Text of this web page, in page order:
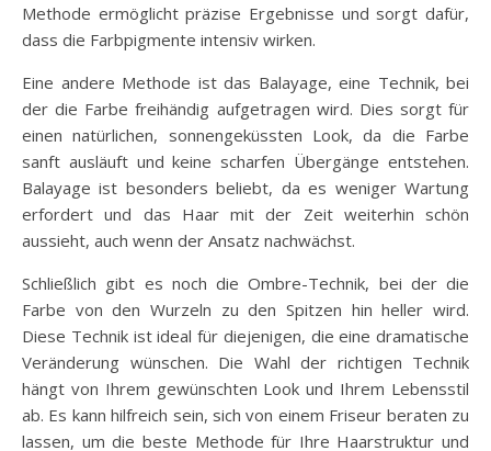
Methode ermöglicht präzise Ergebnisse und sorgt dafür,
dass die Farbpigmente intensiv wirken.
Eine andere Methode ist das Balayage, eine Technik, bei
der die Farbe freihändig aufgetragen wird. Dies sorgt für
einen natürlichen, sonnengeküssten Look, da die Farbe
sanft ausläuft und keine scharfen Übergänge entstehen.
Balayage ist besonders beliebt, da es weniger Wartung
erfordert und das Haar mit der Zeit weiterhin schön
aussieht, auch wenn der Ansatz nachwächst.
Schließlich gibt es noch die Ombre-Technik, bei der die
Farbe von den Wurzeln zu den Spitzen hin heller wird.
Diese Technik ist ideal für diejenigen, die eine dramatische
Veränderung wünschen. Die Wahl der richtigen Technik
hängt von Ihrem gewünschten Look und Ihrem Lebensstil
ab. Es kann hilfreich sein, sich von einem Friseur beraten zu
lassen, um die beste Methode für Ihre Haarstruktur und